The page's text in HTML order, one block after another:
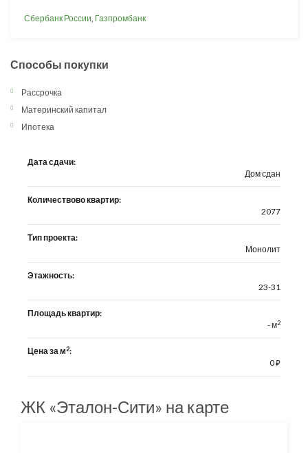
Сбербанк России, Газпромбанк
Способы покупки
Рассрочка
Материнский капитал
Ипотека
Дата сдачи:
Дом сдан
Количествово квартир:
2077
Тип проекта:
Монолит
Этажность:
23-31
Площадь квартир:
- м2
Цена за м2:
0⃏
ЖК «Эталон-Сити» на карте